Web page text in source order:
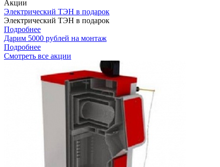
Акции
Электрический ТЭН в подарок
Электрический ТЭН в подарок
Подробнее
Дарим 5000 рублей на монтаж
Подробнее
Смотреть все акции